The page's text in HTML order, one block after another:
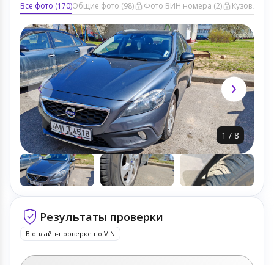
Все фото (170)Общие фото (98) Фото ВИН номера (2) Кузов ЛКП
1 / 8
Результаты проверки
В онлайн-проверке по VIN